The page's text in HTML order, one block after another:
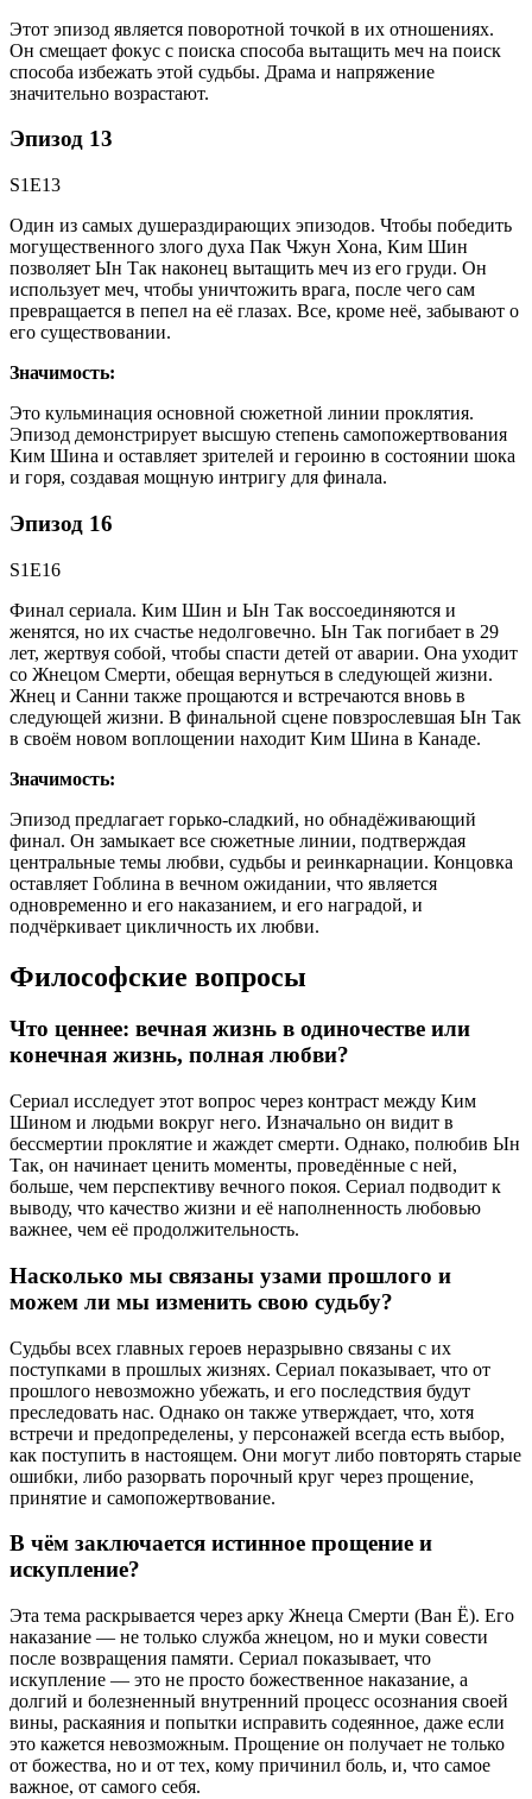
Этот эпизод является поворотной точкой в их отношениях.
Он смещает фокус с поиска способа вытащить меч на поиск
способа избежать этой судьбы. Драма и напряжение
значительно возрастают.
Эпизод 13
S1E13
Один из самых душераздирающих эпизодов. Чтобы победить
могущественного злого духа Пак Чжун Хона, Ким Шин
позволяет Ын Так наконец вытащить меч из его груди. Он
использует меч, чтобы уничтожить врага, после чего сам
превращается в пепел на её глазах. Все, кроме неё, забывают о
его существовании.
Значимость:
Это кульминация основной сюжетной линии проклятия.
Эпизод демонстрирует высшую степень самопожертвования
Ким Шина и оставляет зрителей и героиню в состоянии шока
и горя, создавая мощную интригу для финала.
Эпизод 16
S1E16
Финал сериала. Ким Шин и Ын Так воссоединяются и
женятся, но их счастье недолговечно. Ын Так погибает в 29
лет, жертвуя собой, чтобы спасти детей от аварии. Она уходит
со Жнецом Смерти, обещая вернуться в следующей жизни.
Жнец и Санни также прощаются и встречаются вновь в
следующей жизни. В финальной сцене повзрослевшая Ын Так
в своём новом воплощении находит Ким Шина в Канаде.
Значимость:
Эпизод предлагает горько-сладкий, но обнадёживающий
финал. Он замыкает все сюжетные линии, подтверждая
центральные темы любви, судьбы и реинкарнации. Концовка
оставляет Гоблина в вечном ожидании, что является
одновременно и его наказанием, и его наградой, и
подчёркивает цикличность их любви.
Философские вопросы
Что ценнее: вечная жизнь в одиночестве или
конечная жизнь, полная любви?
Сериал исследует этот вопрос через контраст между Ким
Шином и людьми вокруг него. Изначально он видит в
бессмертии проклятие и жаждет смерти. Однако, полюбив Ын
Так, он начинает ценить моменты, проведённые с ней,
больше, чем перспективу вечного покоя. Сериал подводит к
выводу, что качество жизни и её наполненность любовью
важнее, чем её продолжительность.
Насколько мы связаны узами прошлого и
можем ли мы изменить свою судьбу?
Судьбы всех главных героев неразрывно связаны с их
поступками в прошлых жизнях. Сериал показывает, что от
прошлого невозможно убежать, и его последствия будут
преследовать нас. Однако он также утверждает, что, хотя
встречи и предопределены, у персонажей всегда есть выбор,
как поступить в настоящем. Они могут либо повторять старые
ошибки, либо разорвать порочный круг через прощение,
принятие и самопожертвование.
В чём заключается истинное прощение и
искупление?
Эта тема раскрывается через арку Жнеца Смерти (Ван Ё). Его
наказание — не только служба жнецом, но и муки совести
после возвращения памяти. Сериал показывает, что
искупление — это не просто божественное наказание, а
долгий и болезненный внутренний процесс осознания своей
вины, раскаяния и попытки исправить содеянное, даже если
это кажется невозможным. Прощение он получает не только
от божества, но и от тех, кому причинил боль, и, что самое
важное, от самого себя.